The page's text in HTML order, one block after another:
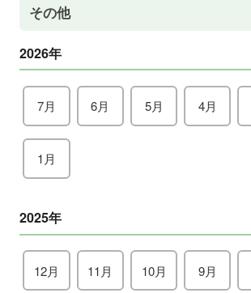
その他
2026年
7月 6月 5月 4月
1月
2025年
12月 11月 10月 9月